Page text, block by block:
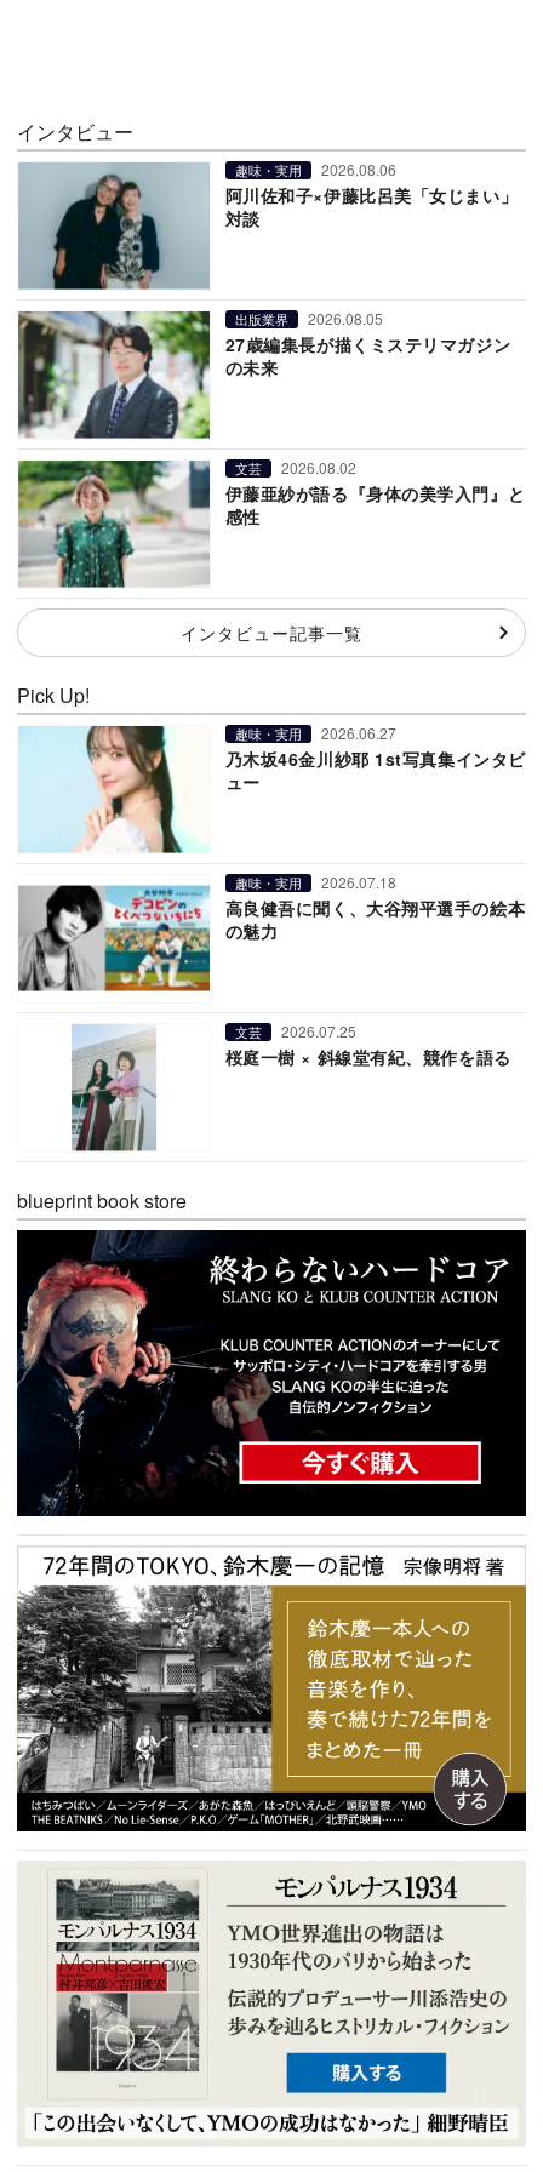
インタビュー
趣味・実用 2026.08.06
阿川佐和子×伊藤比呂美「女じまい」
対談
出版業界 2026.08.05
27歳編集長が描くミステリマガジン
の未来
文芸 2026.08.02
伊藤亜紗が語る『身体の美学入門』と
感性
インタビュー記事一覧
Pick Up!
趣味・実用 2026.06.27
乃木坂46金川紗耶 1st写真集インタビ
ュー
趣味・実用 2026.07.18
高良健吾に聞く、大谷翔平選手の絵本
の魅力
文芸 2026.07.25
桜庭一樹 × 斜線堂有紀、競作を語る
blueprint book store